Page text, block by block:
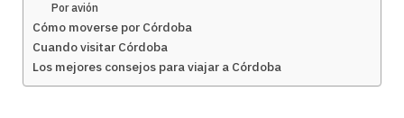
Por avión
Cómo moverse por Córdoba
Cuando visitar Córdoba
Los mejores consejos para viajar a Córdoba